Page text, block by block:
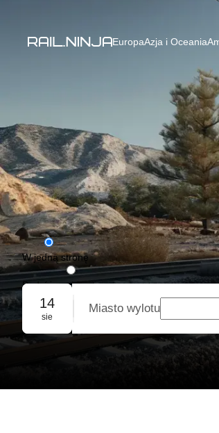
EuropaAzja i Oceania
W jedną stronę
Podróż w obie strony
Rezerwacja grupowa
14
sie
Miasto wylotu